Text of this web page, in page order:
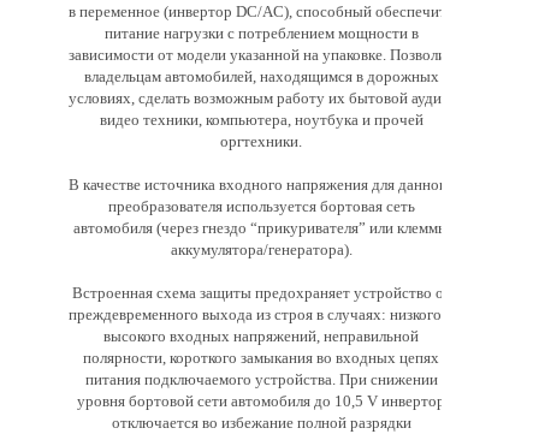
в переменное (инвертор DC/AC), способный обеспечить
питание нагрузки с потреблением мощности в
зависимости от модели указанной на упаковке. Позволит
владельцам автомобилей, находящимся в дорожных
условиях, сделать возможным работу их бытовой аудио-
видео техники, компьютера, ноутбука и прочей
оргтехники.
В качестве источника входного напряжения для данного
преобразователя используется бортовая сеть
автомобиля (через гнездо “прикуривателя” или клеммы
аккумулятора/генератора).
Встроенная схема защиты предохраняет устройство от
преждевременного выхода из строя в случаях: низкого и
высокого входных напряжений, неправильной
полярности, короткого замыкания во входных цепях
питания подключаемого устройства. При снижении
уровня бортовой сети автомобиля до 10,5 V инвертор
отключается во избежание полной разрядки